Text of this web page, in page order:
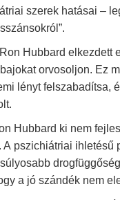
szerek hatásai –
Hubbard elkezdett
orvosoljon. Ez
lényt felszabadítsa,
Hubbard ki nem
A pszichiátriai ihletésű
a jó szándék nem